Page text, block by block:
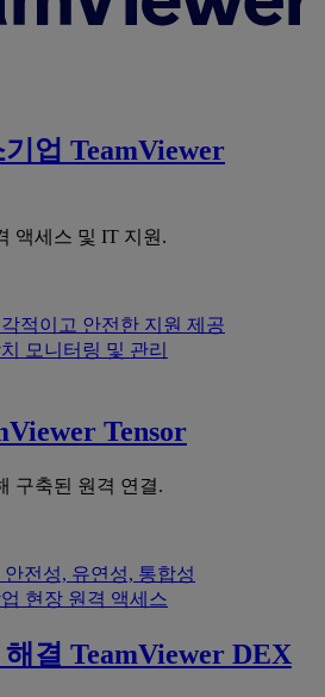
업 TeamViewer
액세스 및 IT 지원.
적이고 안전한 지원 제공
모니터링 및 관리
Tensor
구축된 원격 연결.
안전성, 유연성, 통합성
현장 원격 액세스
결 TeamViewer DEX